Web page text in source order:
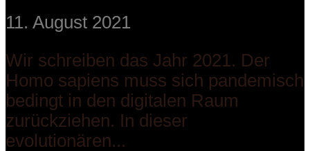
11. August 2021
Wir schreiben das Jahr 2021. Der
Homo sapiens muss sich pandemisch
bedingt in den digitalen Raum
zurückziehen. In dieser
evolutionären...